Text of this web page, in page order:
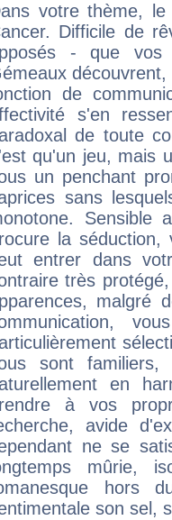
votre thème,
Difficile de
- que vos
de
s'en
de toute
qu'un jeu, mais
un penchant
sans
Sensible
la séduction,
entrer dans
très
malgré
sont familiers,
en
à vos
avide
ne se
mûrie,
hors
son sel,